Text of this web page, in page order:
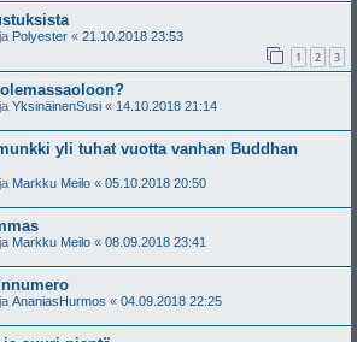
Polyester « 21.10.2018 23:53
1 2 3
YksinäinenSusi « 14.10.2018 21:14
yli tuhat vuotta vanhan Buddhan
Markku Meilo « 05.10.2018 20:50
Markku Meilo « 08.09.2018 23:41
AnaniasHurmos « 04.09.2018 22:25